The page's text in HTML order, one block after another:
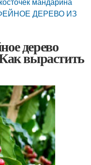
ДЕРЕВО ИЗ
дерево
вырастить